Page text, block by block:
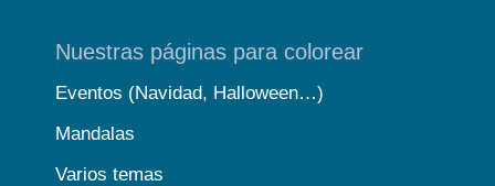
Nuestras páginas para colorear
Eventos (Navidad, Halloween…)
Mandalas
Varios temas